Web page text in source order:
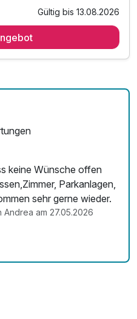
Buffet
Gültig bis 13.08.2026
keine Wünsche offen
sehr gerne wieder.
Andrea am 27.05.2026